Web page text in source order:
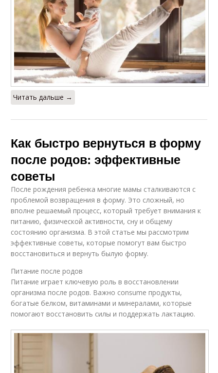
Читать дальше →
Как быстро вернуться в форму
после родов: эффективные
советы
После рождения ребенка многие мамы сталкиваются с
проблемой возвращения в форму. Это сложный, но
вполне решаемый процесс, который требует внимания к
питанию, физической активности, сну и общему
состоянию организма. В этой статье мы рассмотрим
эффективные советы, которые помогут вам быстро
восстановиться и вернуть былую форму.
Питание после родов
Питание играет ключевую роль в восстановлении
организма после родов. Важно consume продукты,
богатые белком, витаминами и минералами, которые
помогают восстановить силы и поддержать лактацию.